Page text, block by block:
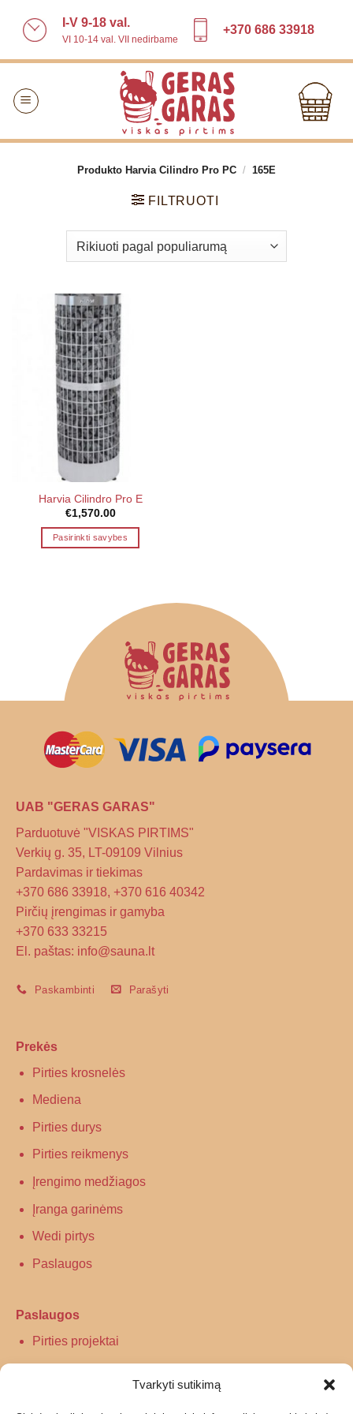
Tvarkyti sutikimą
I-V 9-18 val.
VI 10-14 val. VII nedirbame
+370 686 33918
Produkto Harvia Cilindro Pro PC / 165E
FILTRUOTI
Harvia Cilindro Pro E
€1,570.00
Pasirinkti savybes
variants.
The
options
the
product
page
UAB "GERAS GARAS"
Parduotuvė "VISKAS PIRTIMS"
Verkių g. 35, LT-09109 Vilnius
Pardavimas ir tiekimas
+370 686 33918, +370 616 40342
Pirčių įrengimas ir gamyba
+370 633 33215
El. paštas: info@sauna.lt
Paskambinti Parašyti
Prekės
Pirties krosnelės
Mediena
Pirties durys
Pirties reikmenys
Įrengimo medžiagos
Įranga garinėms
Wedi pirtys
Paslaugos
Paslaugos
Pirties projektai
Turkiškos pirties įrengimas